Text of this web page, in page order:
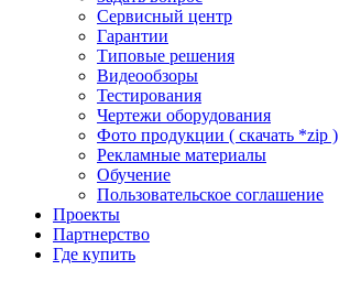
Сервисный центр
Гарантии
Типовые решения
Видеообзоры
Тестирования
Чертежи оборудования
Фото продукции ( скачать *zip )
Рекламные материалы
Обучение
Пользовательское соглашение
Проекты
Партнерство
Где купить